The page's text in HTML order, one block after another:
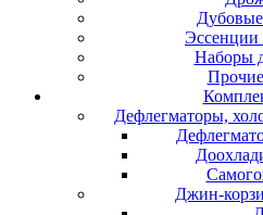
Эссенции
Наборы
Дефлегматоры,
Джин-